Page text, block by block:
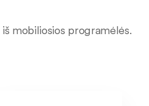
mobiliosios programėlės.